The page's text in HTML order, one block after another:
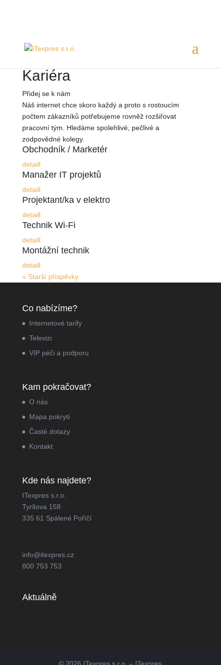
Kariéra
Přidej se k nám
Náš internet chce skoro každý a proto s rostoucím
počtem zákazníků potřebujeme rovněž rozšiřovat
pracovní tým. Hledáme spolehlivé, pečlivé a
zodpovědné kolegy.
Obchodník / Marketér
detaill
Manažer IT projektů
detaill
Projektant/ka v elektro
detaill
Technik Wi-Fi
detaill
Montážní technik
detaill
« Starší příspěvky
Co nabízíme?
Internetové tarify
Televizi
VIP péči a podporu
Kam pokračovat?
O nás
Mapa pokrytí
Časté dotazy
Kontakt
Kde nás najdete?
ITexpres s.r.o.
Tyršova 158
335 61 Spálené Poříčí
info@itexpres.cz
800 753 753
Aktuálně